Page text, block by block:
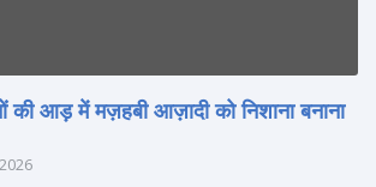
की आड़ में मज़हबी आज़ादी को निशाना बनाना